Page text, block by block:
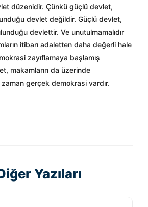
düzenidir. Çünkü güçlü devlet,
devlet değildir. Güçlü devlet,
devlettir. Ve unutulmamalıdır
itibarı adaletten daha değerli hale
zayıflamaya başlamış
makamların da üzerinde
gerçek demokrasi vardır.
Yazıları